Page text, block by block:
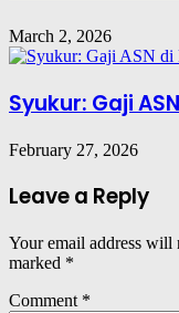
March 2, 2026
Syukur: Gaji
February 27, 2026
Leave a Reply
Your email address will
marked *
Comment *